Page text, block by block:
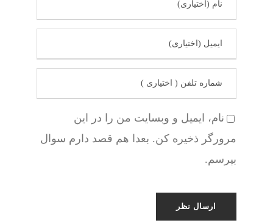
نام، ایمیل و وبسایت من را در این
مرورگر ذخیره کن. بعدا هم قصد دارم سوال
بپرسم.